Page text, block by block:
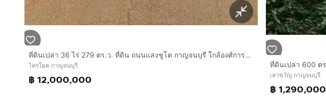
ที่ดินเปล่า 36 ไร่ 279 ตร.ว. ที่ดิน ถนนแสงชูโต กาญจนบุรี ใกล้องศ์การบริหารส่วนตำบลสิงห์ ถนนแสงชูโต ถนนท่ากิเลน ไทรโยค กาญจนบุรี
ไทรโยค กาญจนบุรี
฿ 12,000,000 เลาขวัญ กาญจนบุรี
฿ 1,290,000